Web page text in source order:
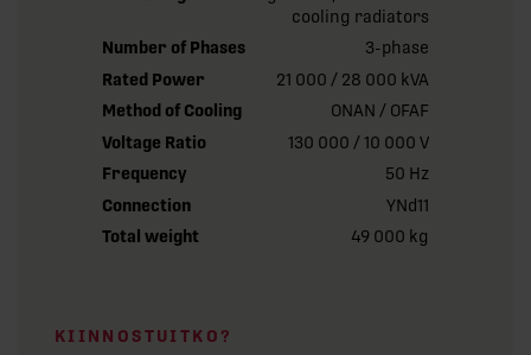
cooling radiators
Number of Phases
3-phase
Rated Power
21 000 / 28 000 kVA
Method of Cooling
ONAN / OFAF
Voltage Ratio
130 000 / 10 000 V
Frequency
50 Hz
Connection
YNd11
Total weight
49 000 kg
KIINNOSTUITKO?